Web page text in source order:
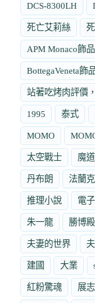
DCS-8300LH
死亡艾莉絲
APM Monaco飾
BottegaVeneta飾
站著吃烤肉評價
1995 泰式
MOMO
太空戰士 魔
丹布朗 法蘭
推理小說 電
朱一龍 勝博殿
夫妻的世界
建國 大業
紅粉驚魂 展